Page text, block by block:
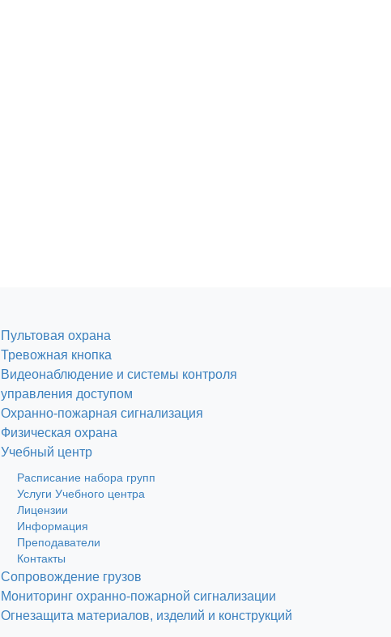
Пультовая охрана
Тревожная кнопка
Видеонаблюдение и системы контроля
управления доступом
Охранно-пожарная сигнализация
Физическая охрана
Учебный центр
Расписание набора групп
Услуги Учебного центра
Лицензии
Информация
Преподаватели
Контакты
Сопровождение грузов
Мониторинг охранно-пожарной сигнализации
Огнезащита материалов, изделий и конструкций